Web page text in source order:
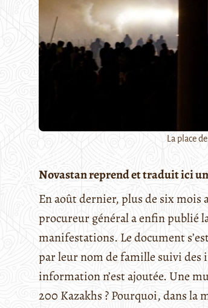
La place
Novastan reprend et traduit ici
En août dernier, plus de six mois
procureur général a enfin publié
manifestations. Le document
par leur nom de famille suivi des
information n’est ajoutée. Une
200 Kazakhs ? Pourquoi, dans la